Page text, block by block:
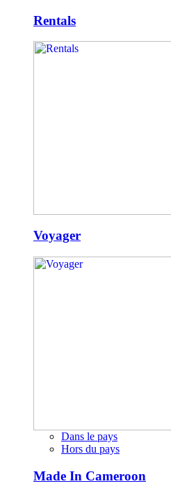
Rentals
Voyager
Dans le pays
Hors du pays
Made In Cameroon